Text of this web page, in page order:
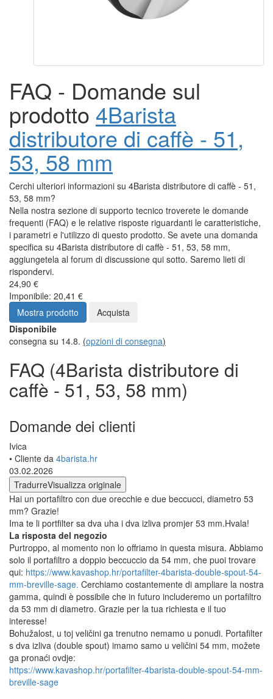
FAQ - Domande sul
prodotto 4Barista
distributore di caffè - 51,
53, 58 mm
Cerchi ulteriori informazioni su 4Barista distributore di caffè - 51,
53, 58 mm?
Nella nostra sezione di supporto tecnico troverete le domande
frequenti (FAQ) e le relative risposte riguardanti le caratteristiche,
i parametri e l'utilizzo di questo prodotto. Se avete una domanda
specifica su 4Barista distributore di caffè - 51, 53, 58 mm,
aggiungetela al forum di discussione qui sotto. Saremo lieti di
rispondervi.
24,90 €
Imponibile: 20,41 €
Mostra prodotto
Acquista
Disponibile
consegna su 14.8. (opzioni di consegna)
FAQ (4Barista distributore di
caffè - 51, 53, 58 mm)
Domande dei clienti
Ivica
• Cliente da 4barista.hr
03.02.2026
TradurreVisualizza originale
Hai un portafiltro con due orecchie e due beccucci, diametro 53
mm? Grazie!
Ima te li portfilter sa dva uha i dva izliva promjer 53 mm.Hvala!
La risposta del negozio
Purtroppo, al momento non lo offriamo in questa misura. Abbiamo
solo il portafiltro a doppio beccuccio da 54 mm, che puoi trovare
qui: https://www.kavashop.hr/portafilter-4barista-double-spout-54-
mm-breville-sage. Cerchiamo costantemente di ampliare la nostra
gamma, quindi è possibile che in futuro includeremo un portafiltro
da 53 mm di diametro. Grazie per la tua richiesta e il tuo
interesse!
Bohužalost, u toj veličini ga trenutno nemamo u ponudi. Portafilter
s dva izliva (double spout) imamo samo u veličini 54 mm, možete
ga pronaći ovdje:
https://www.kavashop.hr/portafilter-4barista-double-spout-54-mm-
breville-sage